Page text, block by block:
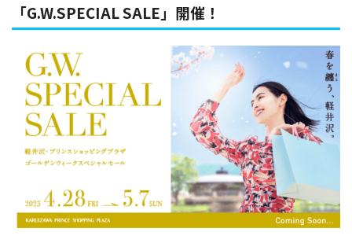
「G.W.SPECIAL SALE」開催！